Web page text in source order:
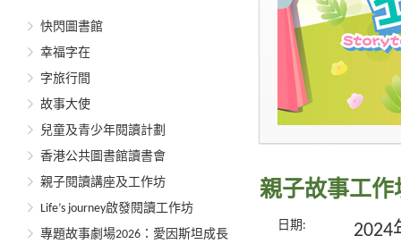
快閃圖書館
幸福字在
字旅行間
故事大使
兒童及青少年閱讀計劃
香港公共圖書館讀書會
親子閱讀講座及工作坊
Life’s journey啟發閱讀工作坊
專題故事劇場2026：愛因斯坦成長
親子故事工作
日期: 2024